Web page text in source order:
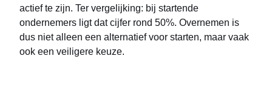
actief te zijn. Ter vergelijking: bij startende
ondernemers ligt dat cijfer rond 50%. Overnemen is
dus niet alleen een alternatief voor starten, maar vaak
ook een veiligere keuze.